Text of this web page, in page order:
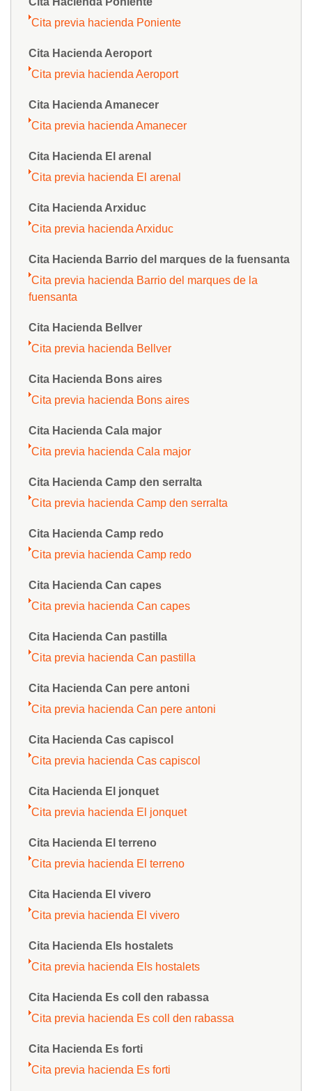
Cita previa hacienda Poniente
Cita Hacienda Aeroport
Cita previa hacienda Aeroport
Cita Hacienda Amanecer
Cita previa hacienda Amanecer
Cita Hacienda El arenal
Cita previa hacienda El arenal
Cita Hacienda Arxiduc
Cita previa hacienda Arxiduc
Cita Hacienda Barrio del marques de la fuensanta
Cita previa hacienda Barrio del marques de la
fuensanta
Cita Hacienda Bellver
Cita previa hacienda Bellver
Cita Hacienda Bons aires
Cita previa hacienda Bons aires
Cita Hacienda Cala major
Cita previa hacienda Cala major
Cita Hacienda Camp den serralta
Cita previa hacienda Camp den serralta
Cita Hacienda Camp redo
Cita previa hacienda Camp redo
Cita Hacienda Can capes
Cita previa hacienda Can capes
Cita Hacienda Can pastilla
Cita previa hacienda Can pastilla
Cita Hacienda Can pere antoni
Cita previa hacienda Can pere antoni
Cita Hacienda Cas capiscol
Cita previa hacienda Cas capiscol
Cita Hacienda El jonquet
Cita previa hacienda El jonquet
Cita Hacienda El terreno
Cita previa hacienda El terreno
Cita Hacienda El vivero
Cita previa hacienda El vivero
Cita Hacienda Els hostalets
Cita previa hacienda Els hostalets
Cita Hacienda Es coll den rabassa
Cita previa hacienda Es coll den rabassa
Cita Hacienda Es forti
Cita previa hacienda Es forti